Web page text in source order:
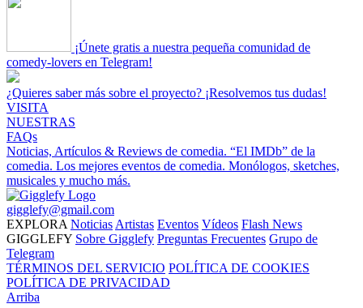
¡Únete gratis a nuestra pequeña comunidad de
comedy-lovers en Telegram!
¿Quieres saber más sobre el proyecto? ¡Resolvemos tus dudas!
VISITA
NUESTRAS
FAQs
Noticias, Artículos & Reviews de comedia. “El IMDb” de la
comedia. Los mejores eventos de comedia. Monólogos, sketches,
musicales y mucho más.
gigglefy@gmail.com
EXPLORA Noticias Artistas Eventos Vídeos Flash News
GIGGLEFY Sobre Gigglefy Preguntas Frecuentes Grupo de
Telegram
TÉRMINOS DEL SERVICIO POLÍTICA DE COOKIES
POLÍTICA DE PRIVACIDAD
Arriba